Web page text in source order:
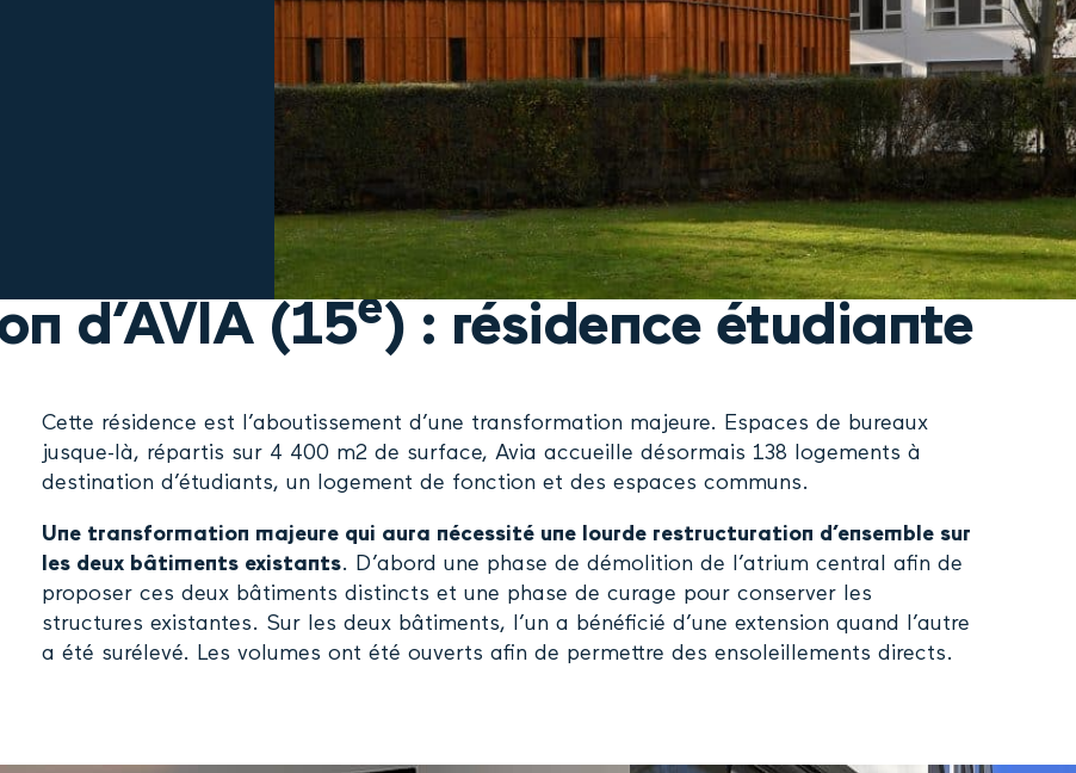
d’AVIA (15e) : résidence étudiante
Cette résidence est l’aboutissement d’une transformation majeure. Espaces de bureaux
jusque-là, répartis sur 4 400 m2 de surface, Avia accueille désormais 138 logements à
destination d’étudiants, un logement de fonction et des espaces communs.
Une transformation majeure qui aura nécessité une lourde restructuration d’ensemble sur
les deux bâtiments existants. D’abord une phase de démolition de l’atrium central afin de
proposer ces deux bâtiments distincts et une phase de curage pour conserver les
structures existantes. Sur les deux bâtiments, l’un a bénéficié d’une extension quand l’autre
a été surélevé. Les volumes ont été ouverts afin de permettre des ensoleillements directs.